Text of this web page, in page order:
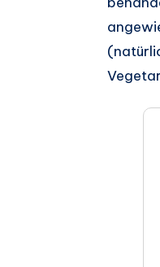
Telegram
teilen.
Whatsapp